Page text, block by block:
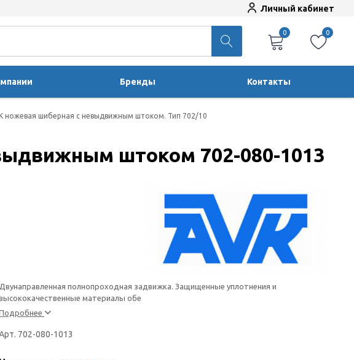
Личный кабинет
0 0
Бренды Контакты
ножевая шиберная с невыдвижным штоком. Тип 702/10
штоком 702-080-1013
Двунаправленная полнопроходная задвижка. Защищенные уплотнения и
материалы обе
702-080-1013